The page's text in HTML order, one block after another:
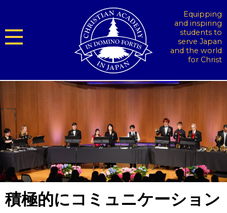
Equipping
and inspiring
students to
serve Japan
and the world
for Christ
積極的にコミュニケーション